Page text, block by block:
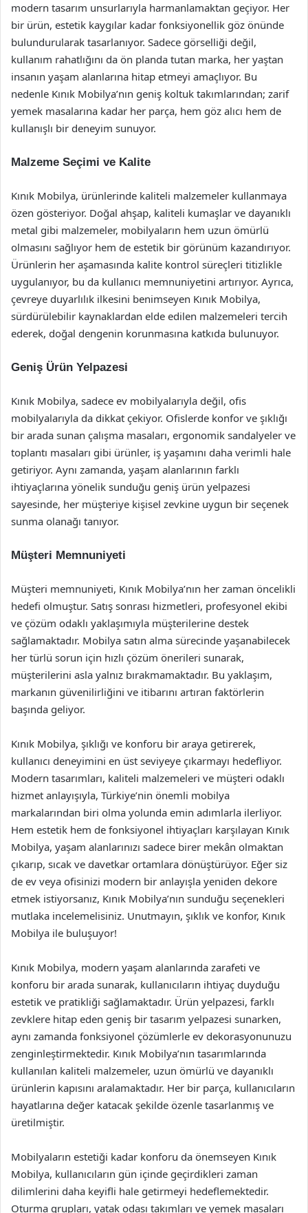
modern tasarım unsurlarıyla harmanlamaktan geçiyor. Her
bir ürün, estetik kaygılar kadar fonksiyonellik göz önünde
bulundurularak tasarlanıyor. Sadece görselliği değil,
kullanım rahatlığını da ön planda tutan marka, her yaştan
insanın yaşam alanlarına hitap etmeyi amaçlıyor. Bu
nedenle Kınık Mobilya’nın geniş koltuk takımlarından; zarif
yemek masalarına kadar her parça, hem göz alıcı hem de
kullanışlı bir deneyim sunuyor.
Malzeme Seçimi ve Kalite
Kınık Mobilya, ürünlerinde kaliteli malzemeler kullanmaya
özen gösteriyor. Doğal ahşap, kaliteli kumaşlar ve dayanıklı
metal gibi malzemeler, mobilyaların hem uzun ömürlü
olmasını sağlıyor hem de estetik bir görünüm kazandırıyor.
Ürünlerin her aşamasında kalite kontrol süreçleri titizlikle
uygulanıyor, bu da kullanıcı memnuniyetini artırıyor. Ayrıca,
çevreye duyarlılık ilkesini benimseyen Kınık Mobilya,
sürdürülebilir kaynaklardan elde edilen malzemeleri tercih
ederek, doğal dengenin korunmasına katkıda bulunuyor.
Geniş Ürün Yelpazesi
Kınık Mobilya, sadece ev mobilyalarıyla değil, ofis
mobilyalarıyla da dikkat çekiyor. Ofislerde konfor ve şıklığı
bir arada sunan çalışma masaları, ergonomik sandalyeler ve
toplantı masaları gibi ürünler, iş yaşamını daha verimli hale
getiriyor. Aynı zamanda, yaşam alanlarının farklı
ihtiyaçlarına yönelik sunduğu geniş ürün yelpazesi
sayesinde, her müşteriye kişisel zevkine uygun bir seçenek
sunma olanağı tanıyor.
Müşteri Memnuniyeti
Müşteri memnuniyeti, Kınık Mobilya’nın her zaman öncelikli
hedefi olmuştur. Satış sonrası hizmetleri, profesyonel ekibi
ve çözüm odaklı yaklaşımıyla müşterilerine destek
sağlamaktadır. Mobilya satın alma sürecinde yaşanabilecek
her türlü sorun için hızlı çözüm önerileri sunarak,
müşterilerini asla yalnız bırakmamaktadır. Bu yaklaşım,
markanın güvenilirliğini ve itibarını artıran faktörlerin
başında geliyor.
Kınık Mobilya, şıklığı ve konforu bir araya getirerek,
kullanıcı deneyimini en üst seviyeye çıkarmayı hedefliyor.
Modern tasarımları, kaliteli malzemeleri ve müşteri odaklı
hizmet anlayışıyla, Türkiye’nin önemli mobilya
markalarından biri olma yolunda emin adımlarla ilerliyor.
Hem estetik hem de fonksiyonel ihtiyaçları karşılayan Kınık
Mobilya, yaşam alanlarınızı sadece birer mekân olmaktan
çıkarıp, sıcak ve davetkar ortamlara dönüştürüyor. Eğer siz
de ev veya ofisinizi modern bir anlayışla yeniden dekore
etmek istiyorsanız, Kınık Mobilya’nın sunduğu seçenekleri
mutlaka incelemelisiniz. Unutmayın, şıklık ve konfor, Kınık
Mobilya ile buluşuyor!
Kınık Mobilya, modern yaşam alanlarında zarafeti ve
konforu bir arada sunarak, kullanıcıların ihtiyaç duyduğu
estetik ve pratikliği sağlamaktadır. Ürün yelpazesi, farklı
zevklere hitap eden geniş bir tasarım yelpazesi sunarken,
aynı zamanda fonksiyonel çözümlerle ev dekorasyonunuzu
zenginleştirmektedir. Kınık Mobilya’nın tasarımlarında
kullanılan kaliteli malzemeler, uzun ömürlü ve dayanıklı
ürünlerin kapısını aralamaktadır. Her bir parça, kullanıcıların
hayatlarına değer katacak şekilde özenle tasarlanmış ve
üretilmiştir.
Mobilyaların estetiği kadar konforu da önemseyen Kınık
Mobilya, kullanıcıların gün içinde geçirdikleri zaman
dilimlerini daha keyifli hale getirmeyi hedeflemektedir.
Oturma grupları, yatak odası takımları ve yemek masaları